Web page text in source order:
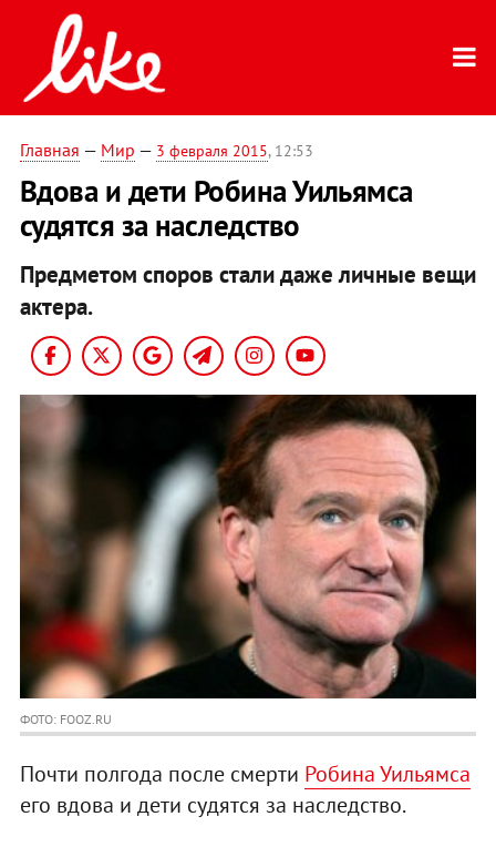
Главная — Мир — 3 февраля 2015, 12:53
Вдова и дети Робина Уильямса
судятся за наследство
Предметом споров стали даже личные вещи
актера.
ФОТО: FOOZ.RU
Почти полгода после смерти Робина Уильямса
его вдова и дети судятся за наследство.